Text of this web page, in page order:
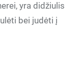
yra didžiulis
bei judėti į